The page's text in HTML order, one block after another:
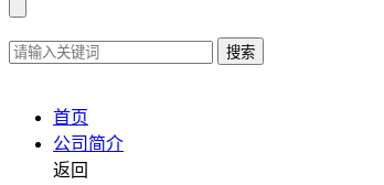
搜索
首页
公司简介
返回